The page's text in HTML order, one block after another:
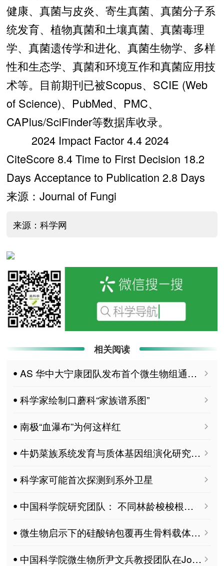
健康、真菌与皮炎、寄生真菌、真菌分子系
统发育、植物真菌和土壤真菌、真菌毒理
学、真菌遗传学和进化、真菌生物学、多样
性和生态学、真菌和环境互作和真菌应用技
术等。目前期刊已被Scopus、SCIE (Web
of Science)、PubMed、PMC、
CAPlus/SciFinder等数据库收录。
2024 Impact Factor 4.4 2024
CiteScore 8.4 Time to First Decision 18.2
Days Acceptance to Publication 2.8 Days
来源：Journal of Fungi
来源：科学网
相关阅读
ꔷ AS 华中大宁康团队发布首个微生物组通用大模型MGM：开启微生物组分析“Deepseek”时代
ꔷ 科学家绘制口蘑科“家族谱系图”
ꔷ 南极“血瀑布”为何这样红
ꔷ 牛奶菜族系统发育与质体基因组演化研究获进展
ꔷ 科学家可能首次探测到系外卫星
ꔷ 中国科学院研究团队： 不同林龄梭梭根际微生物群落演替规律及潜在生态功能变化 MDPI Microorganisms
ꔷ 微生物启示下的硅酸钠包覆再生骨料载体用于混凝土裂缝自修复
ꔷ 中国科学院微生物所尹文兵教授团队在Journal of Fungi发文—真菌基因组全景系统解析：解锁天然产物生物合成潜能